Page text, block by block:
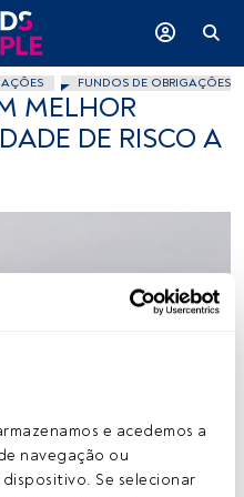
e acedemos a
navegação ou
Se selecionar
FUNDOS DE OBRIGAÇÕES
MELHOR
DE RISCO A